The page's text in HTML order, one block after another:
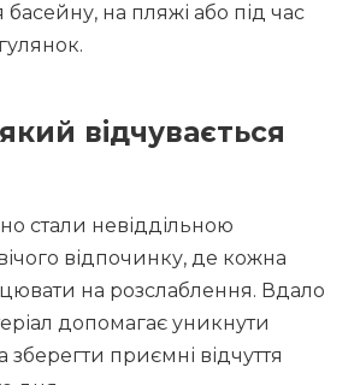
на пляжі або під час
відчувається
стали невіддільною
відпочинку, де кожна
на розслаблення. Вдало
допомагає уникнути
приємні відчуття